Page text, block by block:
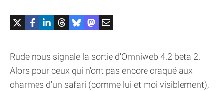
Rude nous signale la sortie d'Omniweb 4.2 beta 2.
Alors pour ceux qui n'ont pas encore craqué aux
charmes d'un safari (comme lui et moi visiblement),